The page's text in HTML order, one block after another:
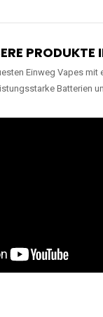
Einweg Vapes
Batterien